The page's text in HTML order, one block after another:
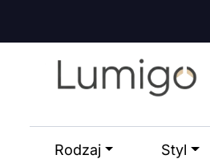
Przejdź
nawigacji
Przejdź
treści
Rodzaj Styl